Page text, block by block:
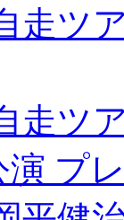
走ツ
走ツ
演 プ